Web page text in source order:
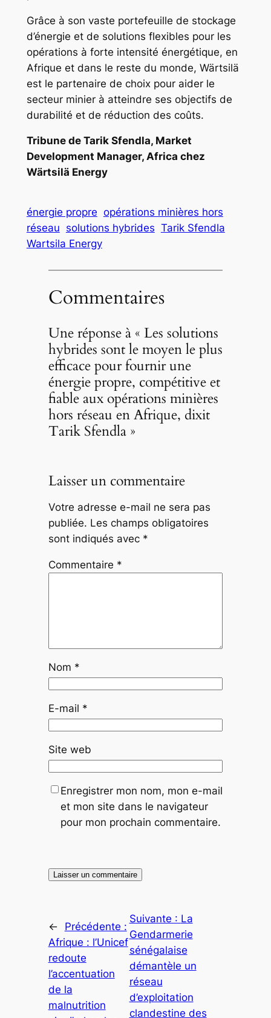
Grâce à son vaste portefeuille de stockage
d’énergie et de solutions flexibles pour les
opérations à forte intensité énergétique, en
Afrique et dans le reste du monde, Wärtsilä
est le partenaire de choix pour aider le
secteur minier à atteindre ses objectifs de
durabilité et de réduction des coûts.
Tribune de Tarik Sfendla, Market
Development Manager, Africa chez
Wärtsilä Energy
énergie propre opérations minières hors
réseau solutions hybrides Tarik Sfendla
Wartsila Energy
Commentaires
Une réponse à « Les solutions
hybrides sont le moyen le plus
efficace pour fournir une
énergie propre, compétitive et
fiable aux opérations minières
hors réseau en Afrique, dixit
Tarik Sfendla »
Laisser un commentaire
Votre adresse e-mail ne sera pas
publiée. Les champs obligatoires
sont indiqués avec *
Commentaire *
Nom *
E-mail *
Site web
Enregistrer mon nom, mon e-mail
et mon site dans le navigateur
pour mon prochain commentaire.
←
Précédente :
Afrique : l’Unicef
redoute
l’accentuation
de la
malnutrition
Suivante : La
Gendarmerie
sénégalaise
démantèle un
réseau
d’exploitation
clandestine des